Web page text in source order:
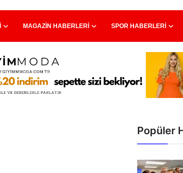
MAGAZIN HABERLERI SPOR HABERLERI
Popüler